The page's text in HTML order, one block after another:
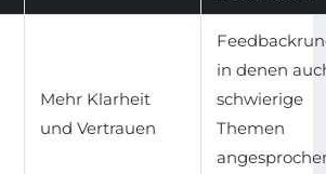
Mehr Klarheit
und Vertrauen
in denen
schwierige
Themen